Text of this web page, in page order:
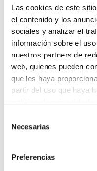
Las cookies de este
el contenido y los
sociales y analizar el
información sobre el
nuestros partners de
web, quienes pueden
que les haya
partir del uso que haya
política de privacidad
Necesarias
Preferencias